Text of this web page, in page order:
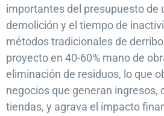
importantes del presupuesto de
demolición y el tiempo de
métodos tradicionales de
proyecto en 40-60% mano de
eliminación de residuos, lo que
negocios que generan ingresos,
tiendas, y agrava el impacto